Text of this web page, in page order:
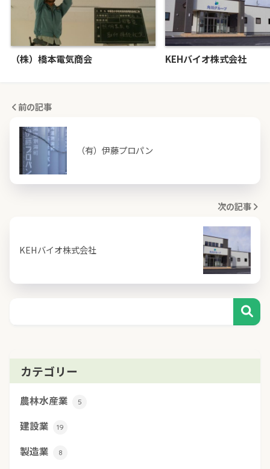
（株）橋本電気商会 KEHバイオ株式会社
前の記事
（有）伊藤プロパン
次の記事
KEHバイオ株式会社
カテゴリー
農林水産業 5
建設業 19
製造業 8